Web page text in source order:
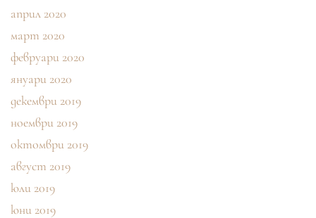
април 2020
март 2020
февруари 2020
януари 2020
декември 2019
ноември 2019
октомври 2019
август 2019
юли 2019
юни 2019